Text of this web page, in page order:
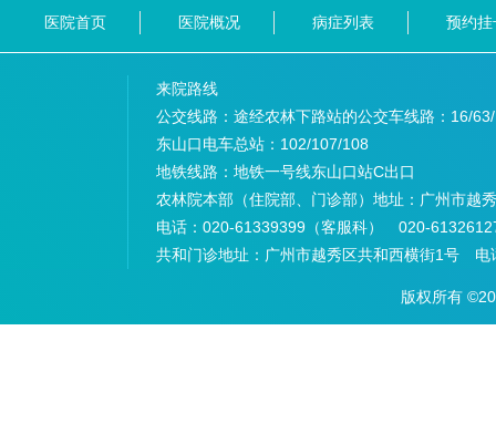
医院首页 医院概况 病症列表 预约挂
来院路线
公交线路：途经农林下路站的公交车线路： 16/
东山口电车总站： 102/107/108
地铁线路： 地铁一号线东山口站C出口
农林院本部（住院部、门诊部）地址： 广州市越
电话： 020-61339399（客服科） 020-
共和门诊地址： 广州市越秀区共和西横街1号 电
版权所有